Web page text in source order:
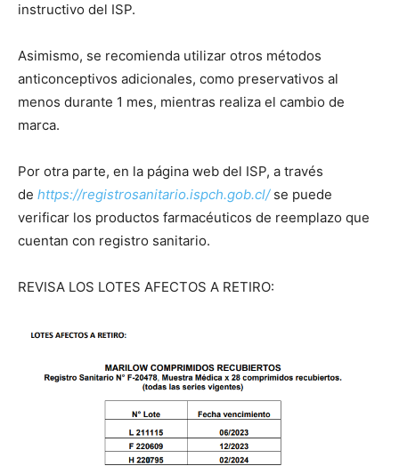
instructivo del ISP.
Asimismo, se recomienda utilizar otros métodos
anticonceptivos adicionales, como preservativos al
menos durante 1 mes, mientras realiza el cambio de
marca.
Por otra parte, en la página web del ISP, a través
de https://registrosanitario.ispch.gob.cl/ se puede
verificar los productos farmacéuticos de reemplazo que
cuentan con registro sanitario.
REVISA LOS LOTES AFECTOS A RETIRO: